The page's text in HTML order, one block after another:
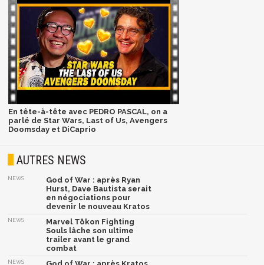
En tête-à-tête avec PEDRO PASCAL, on a
parlé de Star Wars, Last of Us, Avengers
Doomsday et DiCaprio
AUTRES NEWS
NEWS
God of War : après Ryan
Hurst, Dave Bautista serait
en négociations pour
devenir le nouveau Kratos
NEWS
Marvel Tōkon Fighting
Souls lâche son ultime
trailer avant le grand
combat
NEWS